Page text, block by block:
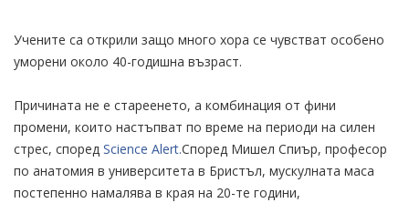
Учените са открили защо много хора се чувстват особено
уморени около 40-годишна възраст.
Причината не е стареенето, а комбинация от фини
промени, които настъпват по време на периоди на силен
стрес, според Science Alert.Според Мишел Спиър, ​​професор
по анатомия в университета в Бристъл, мускулната маса
постепенно намалява в края на 20-те години,